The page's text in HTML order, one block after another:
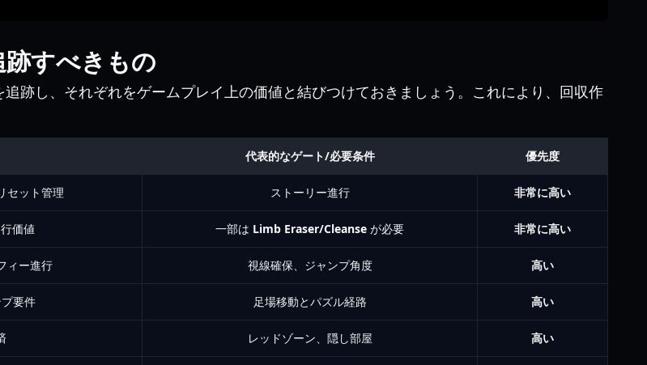
すべきもの
跡し、それぞれをゲームプレイ上の価値と結びつけておきましょう。これにより、回収作
代表的なゲート/必要条件 優先度
セット管理 ストーリー進行 非常に高い
価値 一部は Limb Eraser/Cleanse が必要 非常に高い
ィー進行 視線確保、ジャンプ角度 高い
要件 足場移動とパズル経路 高い
レッドゾーン、隠し部屋 高い